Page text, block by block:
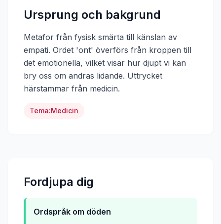
Ursprung och bakgrund
Metafor från fysisk smärta till känslan av
empati. Ordet 'ont' överförs från kroppen till
det emotionella, vilket visar hur djupt vi kan
bry oss om andras lidande. Uttrycket
härstammar från medicin.
Tema:Medicin
Fordjupa dig
Ordspråk om döden